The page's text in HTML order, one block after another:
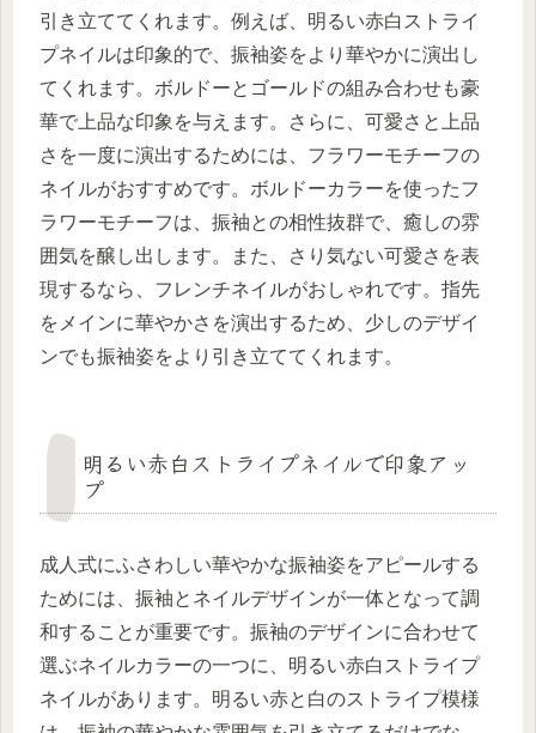
引き立ててくれます。例えば、明るい赤白ストライ
プネイルは印象的で、振袖姿をより華やかに演出し
てくれます。ボルドーとゴールドの組み合わせも豪
華で上品な印象を与えます。さらに、可愛さと上品
さを一度に演出するためには、フラワーモチーフの
ネイルがおすすめです。ボルドーカラーを使ったフ
ラワーモチーフは、振袖との相性抜群で、癒しの雰
囲気を醸し出します。また、さり気ない可愛さを表
現するなら、フレンチネイルがおしゃれです。指先
をメインに華やかさを演出するため、少しのデザイ
ンでも振袖姿をより引き立ててくれます。
明るい赤白ストライプネイルで印象アッ
プ
成人式にふさわしい華やかな振袖姿をアピールする
ためには、振袖とネイルデザインが一体となって調
和することが重要です。振袖のデザインに合わせて
選ぶネイルカラーの一つに、明るい赤白ストライプ
ネイルがあります。明るい赤と白のストライプ模様